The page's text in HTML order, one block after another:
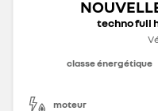
techno full
classe énergétique
moteur